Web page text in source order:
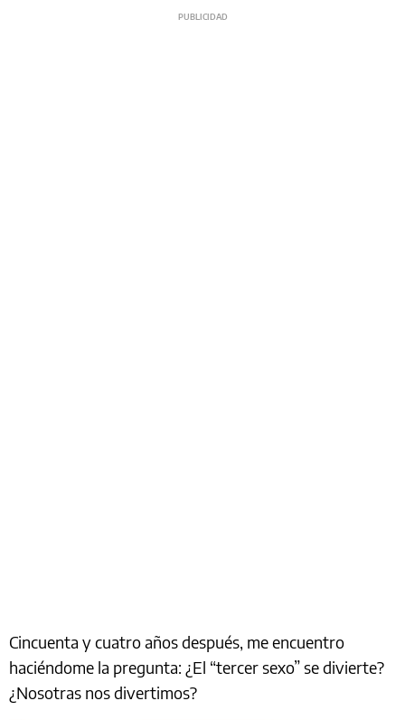
Cincuenta y cuatro años después, me encuentro
haciéndome la pregunta: ¿El “tercer sexo” se divierte?
¿Nosotras nos divertimos?